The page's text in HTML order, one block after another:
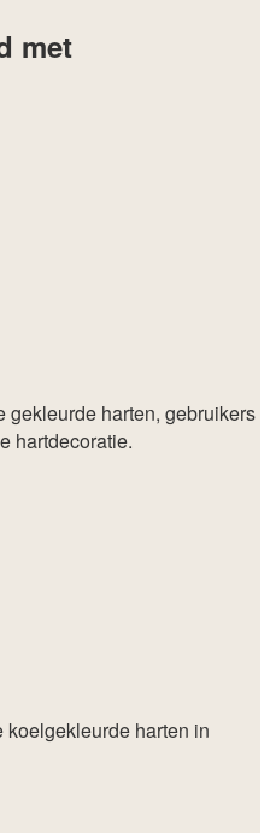
met
gekleurde harten, gebruikers
hartdecoratie.
koelgekleurde harten in